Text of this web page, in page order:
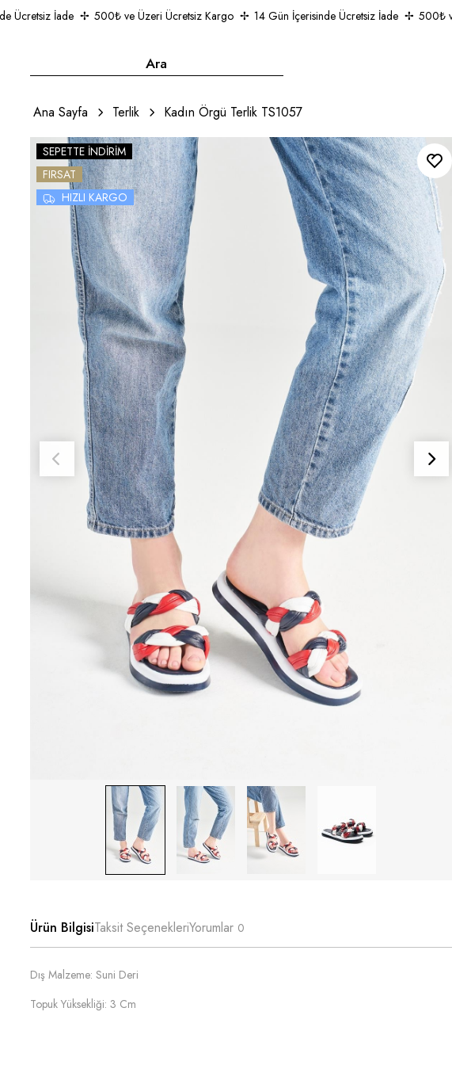
İade 500₺ ve Üzeri Ücretsiz Kargo 14 Gün İçerisinde Ücretsiz İade 500₺ ve
Ana Sayfa Terlik Kadın Örgü Terlik TS1057
SEPETTE İNDIRIM
FIRSAT
HIZLI KARGO
Ürün BilgisiTaksit SeçenekleriYorumlar 0
Dış Malzeme: Suni Deri
Topuk Yüksekliği: 3 Cm